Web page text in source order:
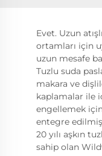
Evet. Uzun
ortamları için
uzun mesafe
Tuzlu suda
makara ve
kaplamalar ile
engellemek
entegre
20 yılı aşkın
sahip olan